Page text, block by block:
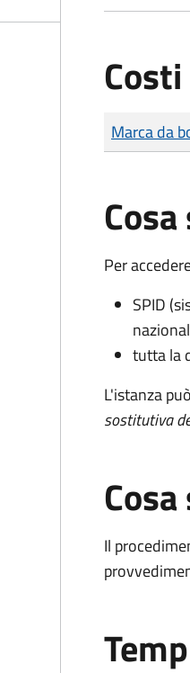
Costi
Tipo di
Importo
Marca da
Per
SPID
tutta la
L'istanza
sostitutiva
Il